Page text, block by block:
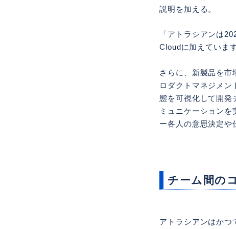
説明を加える。
「アトラシアンは
Cloudに加えています
さらに、新製品を
ロダクトマネジメ
態を可視化して開発
ミュニケーション
ー各人の意思決定や
チーム間の
アトラシアンはかつ